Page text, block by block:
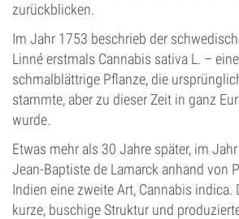
zurückblicken.
Im Jahr 1753 beschrieb der
Linné erstmals Cannabis sativa L. –
schmalblättrige Pflanze, die
stammte, aber zu dieser Zeit in ganz
wurde.
Etwas mehr als 30 Jahre später, im
Jean-Baptiste de Lamarck anhand von
Indien eine zweite Art, Cannabis indica.
kurze, buschige Struktur und